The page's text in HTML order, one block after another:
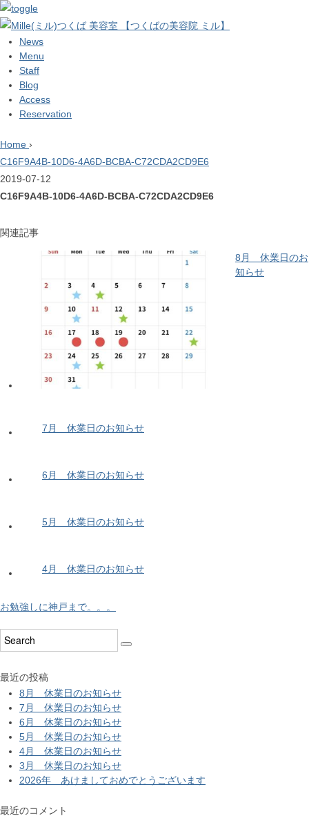
News
Menu
Staff
Blog
Access
Reservation
Home ›
C16F9A4B-10D6-4A6D-BCBA-C72CDA2CD9E6
2019-07-12
C16F9A4B-10D6-4A6D-BCBA-C72CDA2CD9E6
関連記事
8月 休業日のお
知らせ
7月 休業日のお知らせ
6月 休業日のお知らせ
5月 休業日のお知らせ
4月 休業日のお知らせ
お勉強しに神戸まで。。。
最近の投稿
8月 休業日のお知らせ
7月 休業日のお知らせ
6月 休業日のお知らせ
5月 休業日のお知らせ
4月 休業日のお知らせ
3月 休業日のお知らせ
2026年 あけましておめでとうございます
最近のコメント